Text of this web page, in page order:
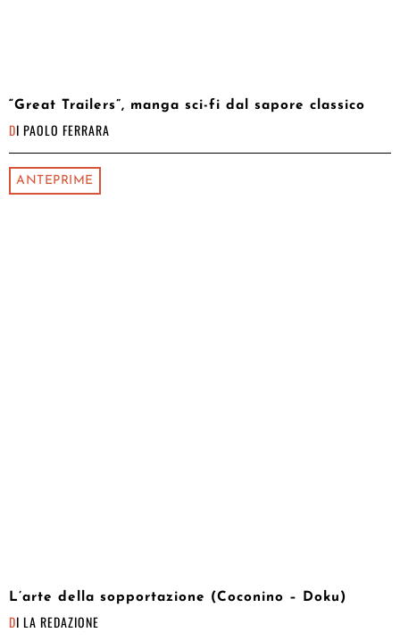
“Great Trailers”, manga sci-fi dal sapore classico
DI PAOLO FERRARA
ANTEPRIME
L’arte della sopportazione (Coconino – Doku)
DI LA REDAZIONE